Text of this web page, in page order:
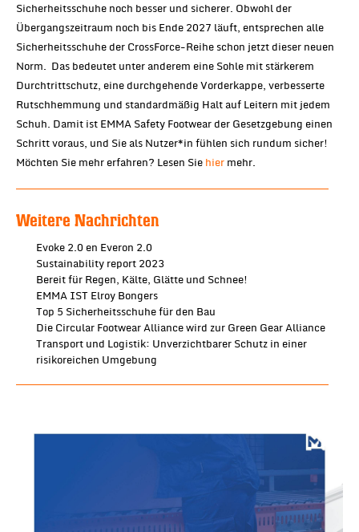
Sicherheitsschuhe noch besser und sicherer. Obwohl der
Übergangszeitraum noch bis Ende 2027 läuft, entsprechen alle
Sicherheitsschuhe der CrossForce-Reihe schon jetzt dieser neuen
Norm. Das bedeutet unter anderem eine Sohle mit stärkerem
Durchtrittschutz, eine durchgehende Vorderkappe, verbesserte
Rutschhemmung und standardmäßig Halt auf Leitern mit jedem
Schuh. Damit ist EMMA Safety Footwear der Gesetzgebung einen
Schritt voraus, und Sie als Nutzer*in fühlen sich rundum sicher!
Möchten Sie mehr erfahren? Lesen Sie hier mehr.​
Weitere Nachrichten
Evoke 2.0 en Everon 2.0
Sustainability report 2023
Bereit für Regen, Kälte, Glätte und Schnee!
EMMA IST Elroy Bongers
Top 5 Sicherheitsschuhe für den Bau
Die Circular Footwear Alliance wird zur Green Gear Alliance
Transport und Logistik: Unverzichtbarer Schutz in einer
risikoreichen Umgebung